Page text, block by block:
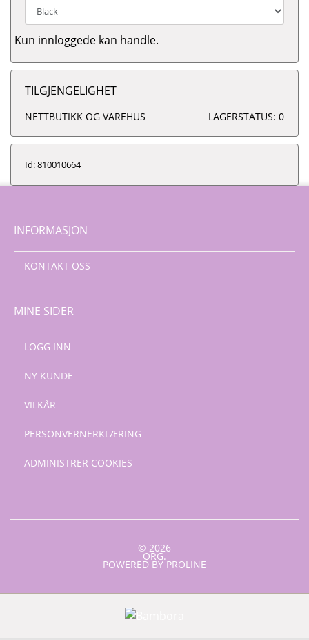
Kun innloggede kan handle.
TILGJENGELIGHET
NETTBUTIKK OG VAREHUS LAGERSTATUS: 0
Id: 810010664
INFORMASJON
KONTAKT OSS
MINE SIDER
LOGG INN
NY KUNDE
VILKÅR
PERSONVERNERKLÆRING
ADMINISTRER COOKIES
© 2026
ORG.
POWERED BY PROLINE